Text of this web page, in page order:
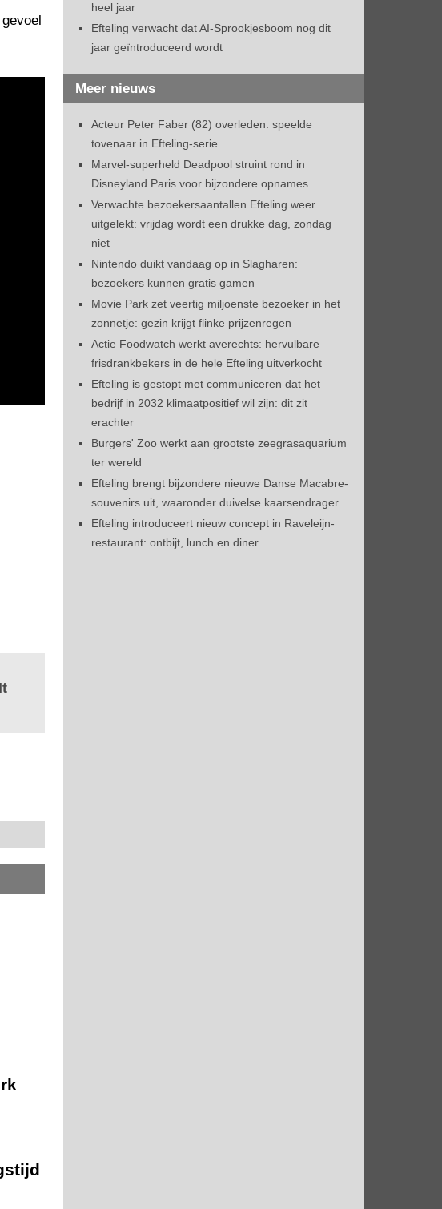
heel jaar
Efteling verwacht dat AI-Sprookjesboom nog dit
jaar geïntroduceerd wordt
Meer nieuws
Acteur Peter Faber (82) overleden: speelde
tovenaar in Efteling-serie
Marvel-superheld Deadpool struint rond in
Disneyland Paris voor bijzondere opnames
Verwachte bezoekersaantallen Efteling weer
uitgelekt: vrijdag wordt een drukke dag, zondag
niet
Nintendo duikt vandaag op in Slagharen:
bezoekers kunnen gratis gamen
Movie Park zet veertig miljoenste bezoeker in het
zonnetje: gezin krijgt flinke prijzenregen
Actie Foodwatch werkt averechts: hervulbare
frisdrankbekers in de hele Efteling uitverkocht
Efteling is gestopt met communiceren dat het
bedrijf in 2032 klimaatpositief wil zijn: dit zit
erachter
Burgers' Zoo werkt aan grootste zeegrasaquarium
ter wereld
Efteling brengt bijzondere nieuwe Danse Macabre-
souvenirs uit, waaronder duivelse kaarsendrager
Efteling introduceert nieuw concept in Raveleijn-
restaurant: ontbijt, lunch en diner